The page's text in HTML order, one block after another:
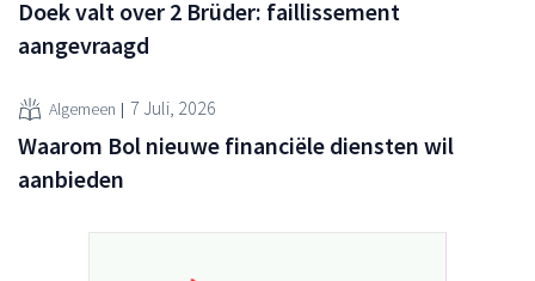
Doek valt over 2 Brüder: faillissement
aangevraagd
Algemeen 7 Juli, 2026
Waarom Bol nieuwe financiële diensten wil
aanbieden